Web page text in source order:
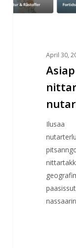
April 30,
Ilusaa